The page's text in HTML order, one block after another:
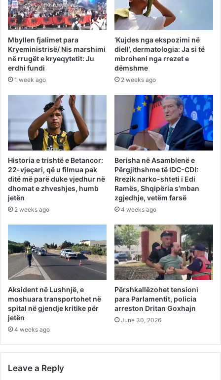
Mbyllen fjalimet para
Kryeministrisë/ Nis marshimi
në rrugët e kryeqytetit: Ju
erdhi fundi
1 week ago
‘Kujdes nga ekspozimi në
diell’, dermatologia: Ja si të
mbroheni nga rrezet e
dëmshme
2 weeks ago
Historia e trishtë e Betancor:
22-vjeçari, që u filmua pak
ditë më parë duke vjedhur në
dhomat e zhveshjes, humb
jetën
2 weeks ago
Berisha në Asamblenë e
Përgjithshme të IDC-CDI:
Rrezik narko-shteti i Edi
Ramës, Shqipëria s’mban
zgjedhje, vetëm farsë
4 weeks ago
Aksident në Lushnjë, e
moshuara transportohet në
spital në gjendje kritike për
jetën
4 weeks ago
Përshkallëzohet tensioni
para Parlamentit, policia
arreston Dritan Goxhajn
June 30, 2026
Leave a Reply